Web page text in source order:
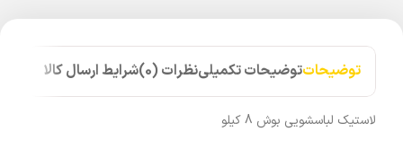
توضیحاتتوضیحات تکمیلینظرات (0) شرایط ارسال کالا
لاستیک لباسشویی بوش 8 کیلو